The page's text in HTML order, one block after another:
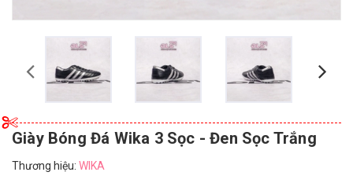
Giày Bóng Đá Wika 3 Sọc - Đen Sọc Trắng
Thương hiệu: WIKA